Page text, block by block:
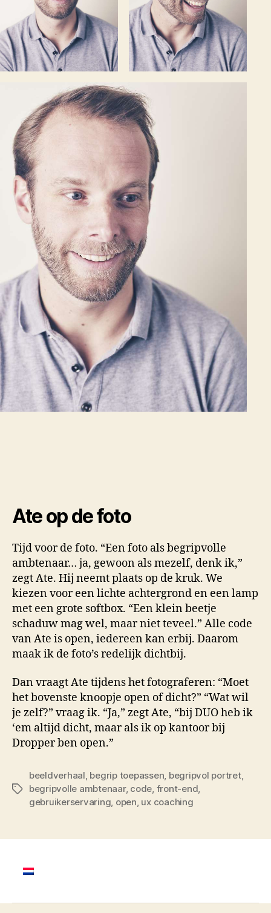
Ate op de foto
Tijd voor de foto. “Een foto als begripvolle
ambtenaar… ja, gewoon als mezelf, denk ik,”
zegt Ate. Hij neemt plaats op de kruk. We
kiezen voor een lichte achtergrond en een lamp
met een grote softbox. “Een klein beetje
schaduw mag wel, maar niet teveel.” Alle code
van Ate is open, iedereen kan erbij. Daarom
maak ik de foto’s redelijk dichtbij.
Dan vraagt Ate tijdens het fotograferen: “Moet
het bovenste knoopje open of dicht?” “Wat wil
je zelf?” vraag ik. “Ja,” zegt Ate, “bij DUO heb ik
‘em altijd dicht, maar als ik op kantoor bij
Dropper ben open.”
Tags
beeldverhaal, begrip toepassen, begripvol portret,
begripvolle ambtenaar, code, front-end,
gebruikerservaring, open, ux coaching